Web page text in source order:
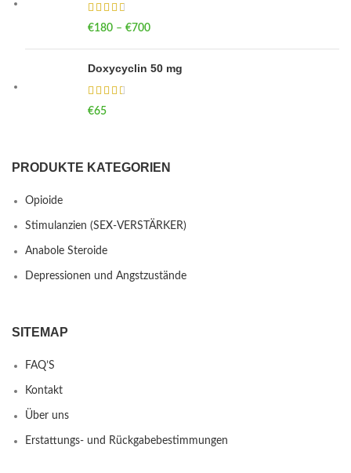
€180 – €700
Doxycyclin 50 mg
€65
PRODUKTE KATEGORIEN
Opioide
Stimulanzien (SEX-VERSTÄRKER)
Anabole Steroide
Depressionen und Angstzustände
SITEMAP
FAQ’S
Kontakt
Über uns
Erstattungs- und Rückgabebestimmungen